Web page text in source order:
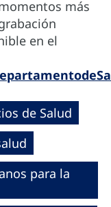
más
en el
de Salud
para la